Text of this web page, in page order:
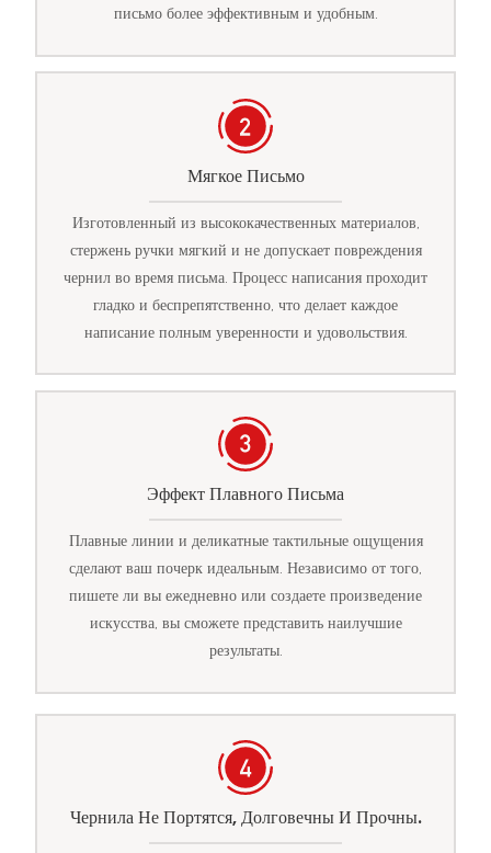
письмо более эффективным и удобным.
Мягкое Письмо
Изготовленный из высококачественных материалов,
стержень ручки мягкий и не допускает повреждения
чернил во время письма. Процесс написания проходит
гладко и беспрепятственно, что делает каждое
написание полным уверенности и удовольствия.
Эффект Плавного Письма
Плавные линии и деликатные тактильные ощущения
сделают ваш почерк идеальным. Независимо от того,
пишете ли вы ежедневно или создаете произведение
искусства, вы сможете представить наилучшие
результаты.
Чернила Не Портятся, Долговечны И Прочны.